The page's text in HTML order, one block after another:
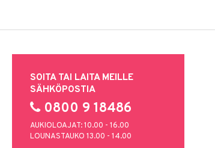
SOITA TAI LAITA MEILLE
SÄHKÖPOSTIA
0800 9 18486
AUKIOLOAJAT: 10.00 - 16.00
LOUNASTAUKO 13.00 - 14.00